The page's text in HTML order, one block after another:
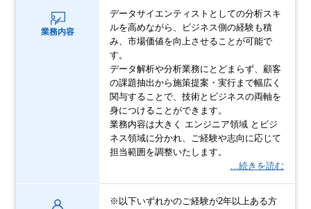
業務内容
データサイエンティストとしての分析スキ
ルを高めながら、ビジネス側の経験も積
み、市場価値を向上させることが可能で
す。
データ解析や分析業務にとどまらず、顧客
の課題抽出から施策提案・実行まで幅広く
関与することで、技術とビジネスの両軸を
身につけることができます。
業務内容は大きく エンジニア領域 とビジ
ネス領域に分かれ、ご経験や志向に応じて
担当範囲を調整いたします。
…続きを読む
※以下いずれかのご経験が2年以上ある方